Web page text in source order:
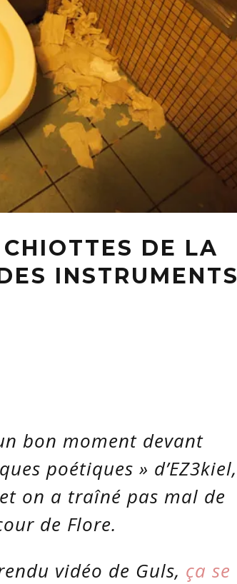
DE LA
INSTRUMENTS
bon moment devant
poétiques » d’EZ3kiel,
on a traîné pas mal de
de Flore.
vidéo de Guls, ça se